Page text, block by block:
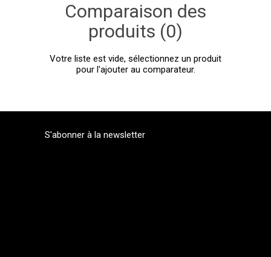
Comparaison des
produits (0)
Votre liste est vide, sélectionnez un produit
pour l'ajouter au comparateur.
S'abonner à la newsletter